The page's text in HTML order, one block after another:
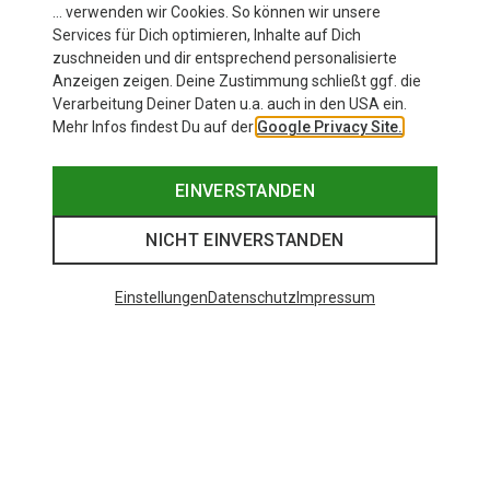
… verwenden wir Cookies. So können wir unsere
Services für Dich optimieren, Inhalte auf Dich
zuschneiden und dir entsprechend personalisierte
Anzeigen zeigen. Deine Zustimmung schließt ggf. die
Verarbeitung Deiner Daten u.a. auch in den USA ein.
Mehr Infos findest Du auf der Google Privacy Site.
EINVERSTANDEN
NICHT EINVERSTANDEN
EinstellungenDatenschutz Impressum